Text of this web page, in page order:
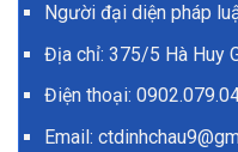
Người đại diện pháp
Địa chỉ: 375/5 Hà Huy
Điện thoại:
Email: